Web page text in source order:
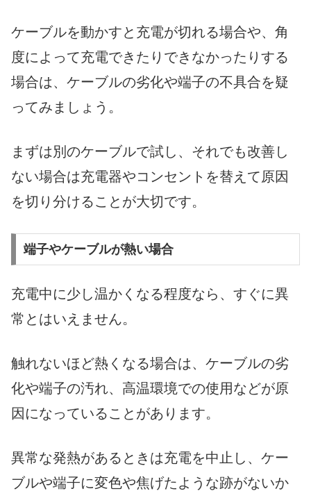
ケーブルを動かすと充電が切れる場合や、角
度によって充電できたりできなかったりする
場合は、ケーブルの劣化や端子の不具合を疑
ってみましょう。
まずは別のケーブルで試し、それでも改善し
ない場合は充電器やコンセントを替えて原因
を切り分けることが大切です。
端子やケーブルが熱い場合
充電中に少し温かくなる程度なら、すぐに異
常とはいえません。
触れないほど熱くなる場合は、ケーブルの劣
化や端子の汚れ、高温環境での使用などが原
因になっていることがあります。
異常な発熱があるときは充電を中止し、ケー
ブルや端子に変色や焦げたような跡がないか